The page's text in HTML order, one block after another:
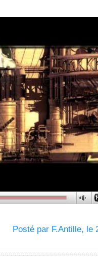
Posté par F.Antille, le